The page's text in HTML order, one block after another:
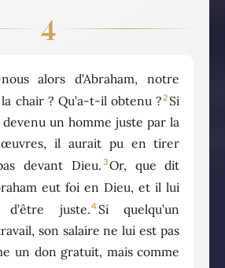
4
alors d’Abraham, notre
chair ? Qu’a-t-il obtenu ?2 Si
un homme juste par la
œuvres, il aurait pu en tirer
devant Dieu. 3Or, que dit
eut foi en Dieu, et il lui
juste.4 Si quelqu’un
son salaire ne lui est pas
un don gratuit, mais comme